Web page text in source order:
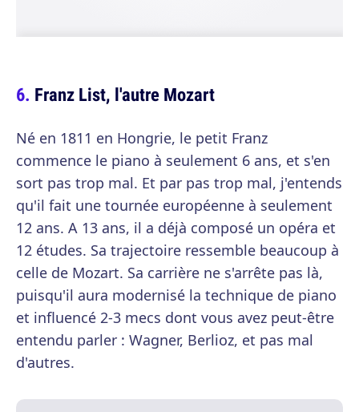
Franz List, l'autre Mozart
Né en 1811 en Hongrie, le petit Franz
commence le piano à seulement 6 ans, et s'en
sort pas trop mal. Et par pas trop mal, j'entends
qu'il fait une tournée européenne à seulement
12 ans. A 13 ans, il a déjà composé un opéra et
12 études. Sa trajectoire ressemble beaucoup à
celle de Mozart. Sa carrière ne s'arrête pas là,
puisqu'il aura modernisé la technique de piano
et influencé 2-3 mecs dont vous avez peut-être
entendu parler : Wagner, Berlioz, et pas mal
d'autres.